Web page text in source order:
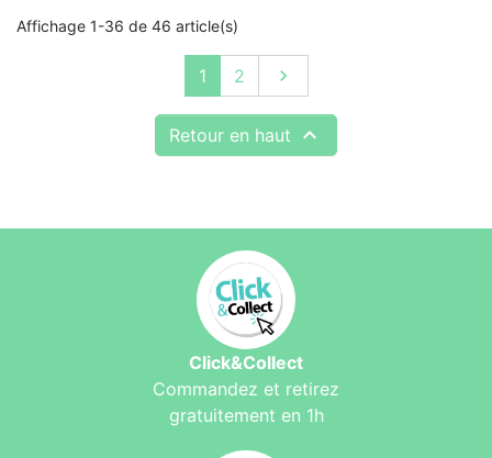
Affichage 1-36 de 46 article(s)
1 2 Suivant

Retour en haut 
Click&Collect
Commandez et retirez
gratuitement en 1h